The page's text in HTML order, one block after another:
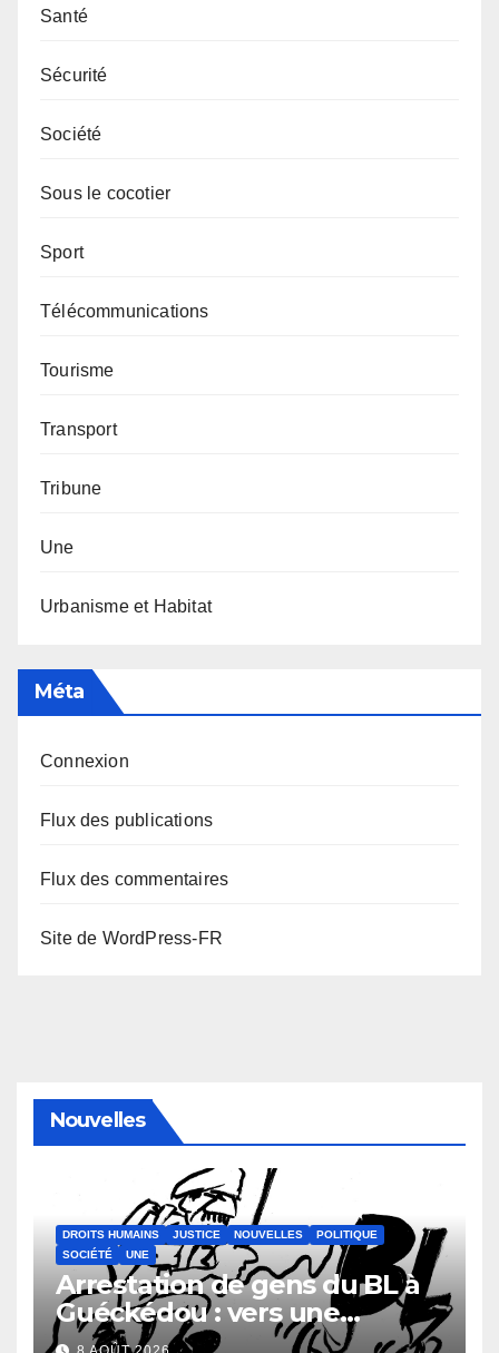
Santé
Sécurité
Société
Sous le cocotier
Sport
Télécommunications
Tourisme
Transport
Tribune
Une
Urbanisme et Habitat
Méta
Connexion
Flux des publications
Flux des commentaires
Site de WordPress-FR
Nouvelles
DROITS HUMAINS JUSTICE NOUVELLES
POLITIQUE
SOCIÉTÉ
UNE
Arrestation de gens du BL à
Guéckédou : vers une
démission des conseillés du